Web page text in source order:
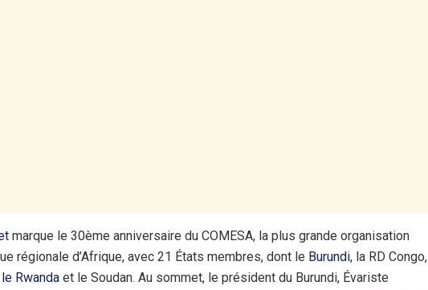
marque le 30ème anniversaire du COMESA, la plus grande organisation
régionale d’Afrique, avec 21 États membres, dont le Burundi, la RD Congo,
le Rwanda et le Soudan. Au sommet, le président du Burundi, Évariste